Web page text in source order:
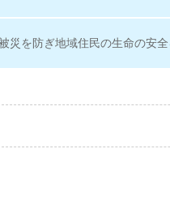
災を防ぎ地域住民の生命の安